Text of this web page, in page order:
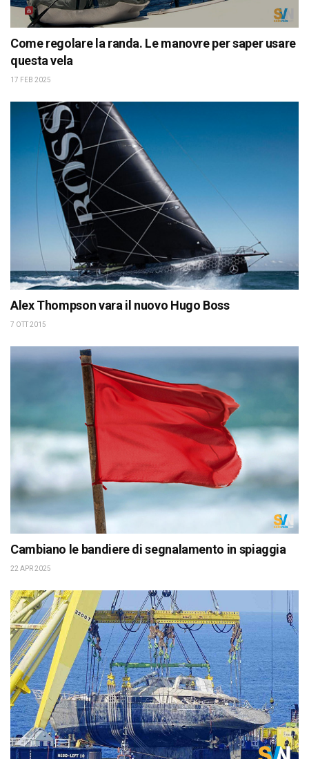
Come regolare la randa. Le manovre per saper usare
questa vela
17 FEB 2025
Alex Thompson vara il nuovo Hugo Boss
7 OTT 2015
Cambiano le bandiere di segnalamento in spiaggia
22 APR 2025